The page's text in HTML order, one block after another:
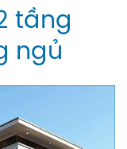
tầng
ngủ